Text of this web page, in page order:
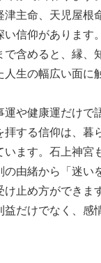
津主命、天児屋根
い信仰があります
で含めると、縁、
生の幅広い面に
運や健康運だけで
拝する信仰は、暮
います。石上神宮
の由緒から「迷い
止め方ができま
益だけでなく、感